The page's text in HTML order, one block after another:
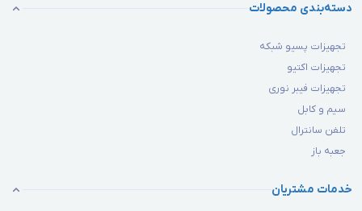
دسته‌بندی محصولات
تجهیزات پسیو شبکه
تجهیزات اکتیو
تجهیزات فیبر نوری
سیم و کابل
تلفن سانترال
جعبه باز
خدمات مشتریان